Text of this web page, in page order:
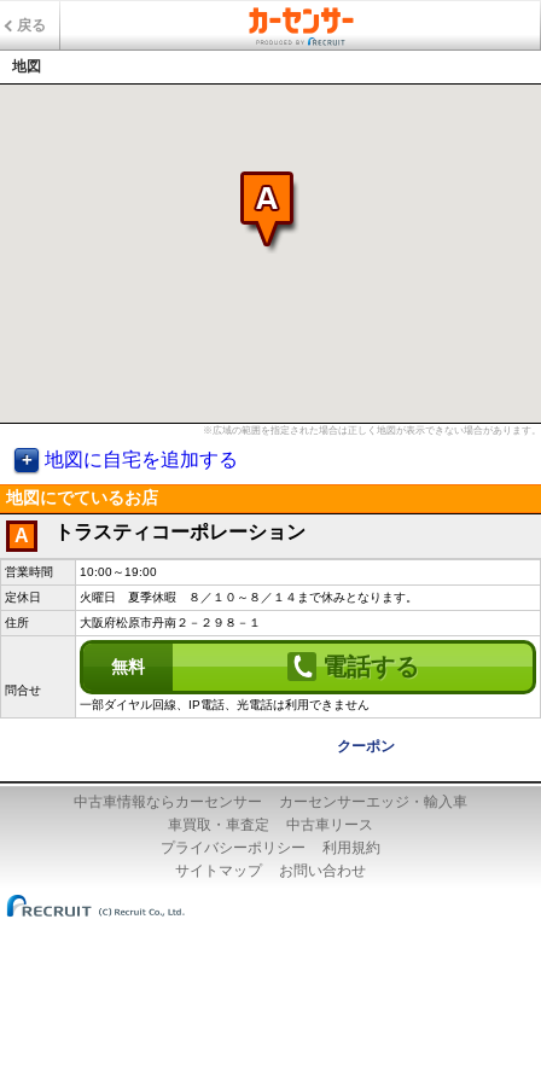
戻る
地図
※広域の範囲を指定された場合は正しく地図が表示できない場合があります。
地図に自宅を追加する
地図にでているお店
A トラスティコーポレーション
営業時間
10:00～19:00
定休日
火曜日 夏季休暇 ８／１０～８／１４まで休みとなります。
住所
大阪府松原市丹南２－２９８－１
問合せ
無料 電話する
一部ダイヤル回線、IP電話、光電話は利用できません
クーポン
中古車情報ならカーセンサー
カーセンサーエッジ・輸入車
車買取・車査定
中古車リース
プライバシーポリシー
利用規約
サイトマップ
お問い合わせ